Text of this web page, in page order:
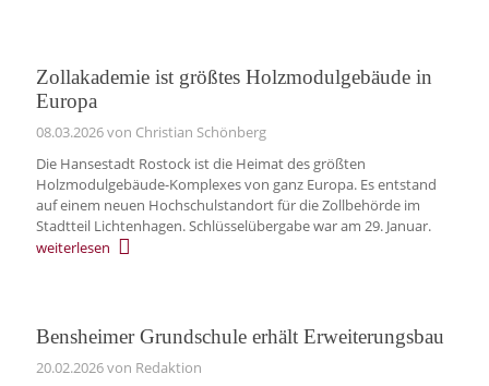
Zollakademie ist größtes Holzmodulgebäude in
Europa
08.03.2026von Christian Schönberg
Die Hansestadt Rostock ist die Heimat des größten
Holzmodulgebäude-Komplexes von ganz Europa. Es entstand
auf einem neuen Hochschulstandort für die Zollbehörde im
Stadtteil Lichtenhagen. Schlüsselübergabe war am 29. Januar.
weiterlesen
Bensheimer Grundschule erhält Erweiterungsbau
20.02.2026von Redaktion